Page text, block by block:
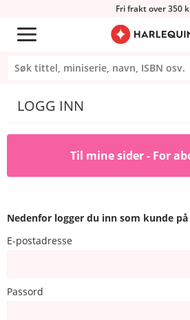
Fri frakt over 350
LOGG INN
Til mine sider - For
Nedenfor logger du inn som kunde
E-postadresse
Passord